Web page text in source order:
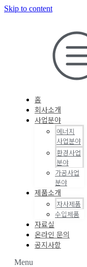
Skip to content
홈
회사소개
사업분야
에너지
사업분야
환경사업
분야
가공사업
분야
제품소개
자사제품
수입제품
자료실
온라인 문의
공지사항
Menu